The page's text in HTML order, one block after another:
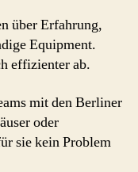
über Erfahrung,
Equipment.
effizienter ab.
mit den Berliner
oder
sie kein Problem